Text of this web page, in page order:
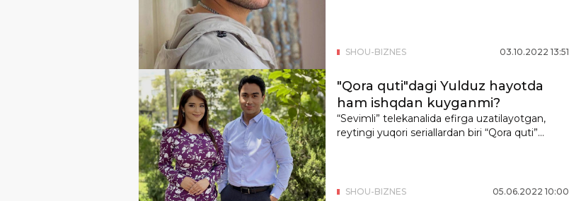
SHOU-BIZNES 03.10.2022 13:51
SHOU-BIZNES 05.06.2022 10:00
"Qora quti"dagi Yulduz hayotda
ham ishqdan kuyganmi?
“Sevimli” telekanalida efirga uzatilayotgan,
reytingi yuqori seriallardan biri “Qora quti”...